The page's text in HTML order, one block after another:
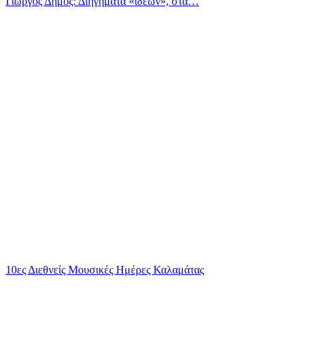
10ες Διεθνείς Μουσικές Ημέρες Καλαμάτας